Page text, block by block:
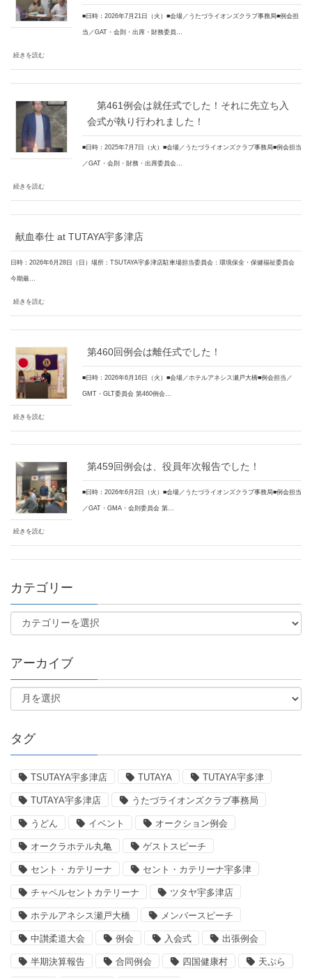
■日時：2026年7月21日（火）■会場／うたづライオンズクラブ事務局■例会担
当／GAT・会則・出席・財務委員…
続きを読む
第461例会は就任式でした！それに先立ち入
会式が執り行われました！
■日時：2025年7月7日（火）■会場／うたづライオンズクラブ事務局■例会担当
／GAT・会則・財務・出席委員会…
続きを読む
献血奉仕 at TUTAYA宇多津店
日時：2026年6月28日（日）場所：TSUTAYA宇多津店駐車場担当委員会：環境保全・保健福祉委員会
今期最…
続きを読む
第460回例会は離任式でした！
■日時：2026年6月16日（火）■会場／ホテルアネシス瀬戸大橋■例会担当／
GMT・GLT委員会 第460例会…
続きを読む
第459回例会は、役員年次報告でした！
■日時：2026年6月2日（火）■会場／うたづライオンズクラブ事務局■例会担当
／GAT・GMA・会則委員会 第…
続きを読む
カテゴリー
アーカイブ
タグ
TSUTAYA宇多津店 TUTAYA TUTAYA宇多津
TUTAYA宇多津店 うたづライオンズクラブ事務局
うどん イベント オークション例会
オークラホテル丸亀 ゲストスピーチ
セント・カテリーナ セント・カテリーナ宇多津
チャペルセントカテリーナ ツタヤ宇多津店
ホテルアネシス瀬戸大橋 メンバースピーチ
中讃柔道大会 例会 入会式 出張例会
半期決算報告 合同例会 四国健康村 天ぷら